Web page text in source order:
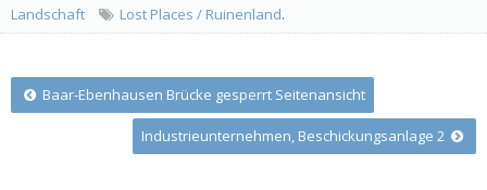
Landschaft
Lost Places / Ruinenland.
Post
navigation
Baar-Ebenhausen Brücke gesperrt Seitenansicht
Industrieunternehmen, Beschickungsanlage 2